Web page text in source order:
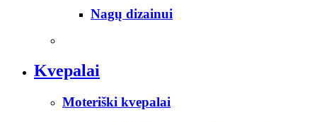
Nagų dizainui
Kvepalai
Moteriški kvepalai